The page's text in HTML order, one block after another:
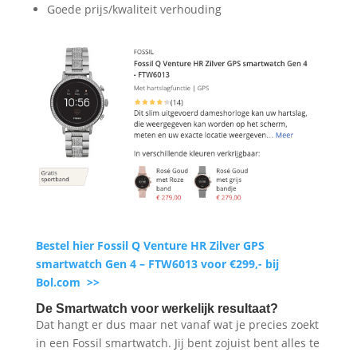
Goede prijs/kwaliteit verhouding
Bestel hier Fossil Q Venture HR Zilver GPS
smartwatch Gen 4 – FTW6013 voor €299,- bij
Bol.com >>
De Smartwatch voor werkelijk resultaat?
Dat hangt er dus maar net vanaf wat je precies zoekt
in een Fossil smartwatch. Jij bent zojuist bent alles te